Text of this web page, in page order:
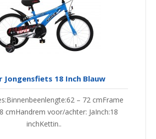
Jongensfiets 18 Inch Blauw
– 72 cmFrame
cmHandrem voor/achter: JaInch:18
inchKettin..